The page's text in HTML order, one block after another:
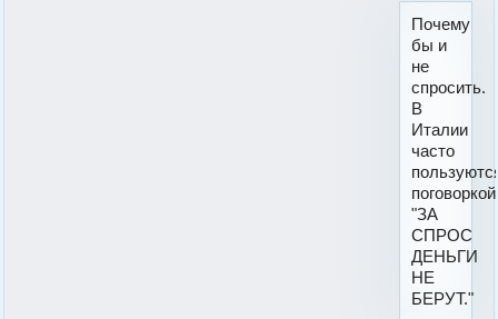
Почему
бы и
не
спросить.
В
Италии
часто
поговоркой
"ЗА
СПРОС
ДЕНЬГИ
НЕ
БЕРУТ."